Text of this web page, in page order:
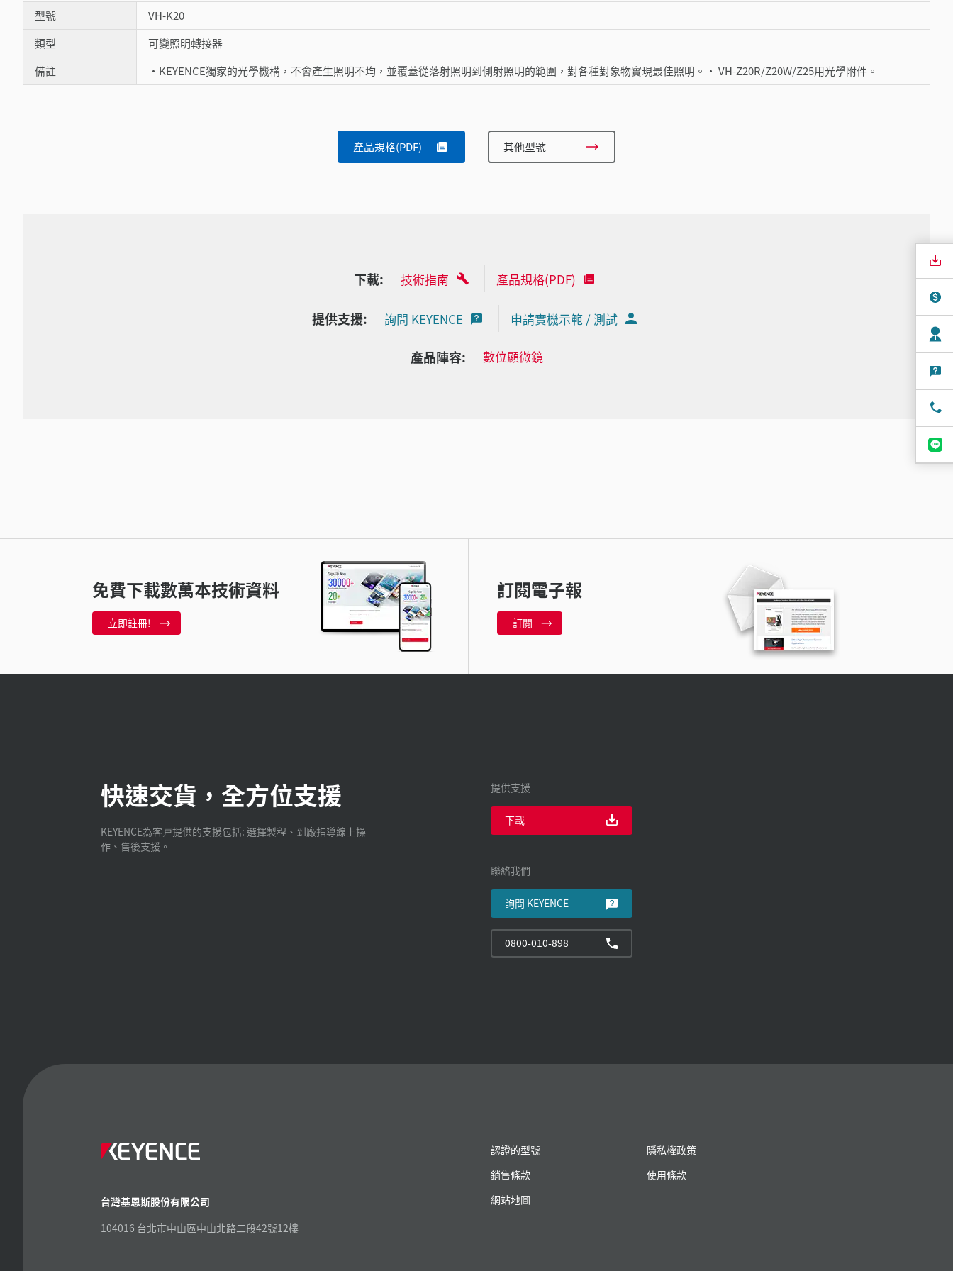
型號
VH-K20
類型
可變照明轉接器
備註
・KEYENCE獨家的光學機構，不會產生照明不均，並覆蓋從落射照明到側射照明的範圍，對各種對象物實現最佳照明。・ VH-Z20R/Z20W/Z25用光學附件。
產品規格(PDF) 其他型號
下載: 技術指南 產品規格(PDF)
提供支援: 詢問 KEYENCE 申請實機示範 / 測試
產品陣容: 數位顯微鏡
免費下載數萬本技術資料
立即註冊!
訂閱電子報
訂閱
快速交貨，全方位支援
KEYENCE為客戸提供的支援包括: 選擇製程、到廠指導線上操
作、售後支援。
提供支援
下載
聯絡我們
詢問 KEYENCE
0800-010-898
台灣基恩斯股份有限公司
104016 台北市中山區中山北路二段42號12樓
認證的型號
隱私權政策
銷售條款
使用條款
網站地圖